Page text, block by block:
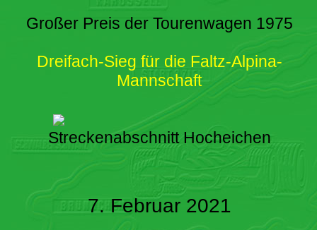
Großer Preis der Tourenwagen 1975
Dreifach-Sieg für die Faltz-Alpina-
Mannschaft
Streckenabschnitt Hocheichen
7. Februar 2021